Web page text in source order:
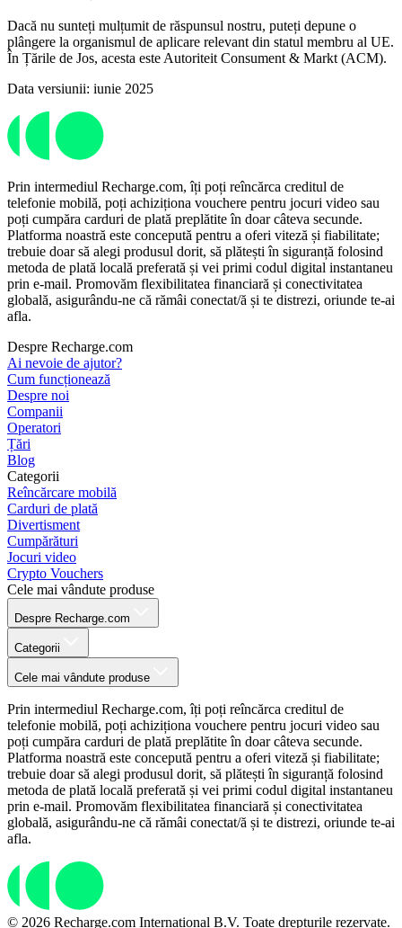
Dacă nu sunteți mulțumit de răspunsul nostru, puteți depune o
plângere la organismul de aplicare relevant din statul membru al UE.
În Țările de Jos, acesta este Autoriteit Consument & Markt (ACM).
Data versiunii: iunie 2025
Prin intermediul Recharge.com, îți poți reîncărca creditul de
telefonie mobilă, poți achiziționa vouchere pentru jocuri video sau
poți cumpăra carduri de plată preplătite în doar câteva secunde.
Platforma noastră este concepută pentru a oferi viteză și fiabilitate;
trebuie doar să alegi produsul dorit, să plătești în siguranță folosind
metoda de plată locală preferată și vei primi codul digital instantaneu
prin e-mail. Promovăm flexibilitatea financiară și conectivitatea
globală, asigurându-ne că rămâi conectat/ă și te distrezi, oriunde te-ai
afla.
Despre Recharge.com
Ai nevoie de ajutor?
Cum funcționează
Despre noi
Companii
Operatori
Țări
Blog
Categorii
Reîncărcare mobilă
Carduri de plată
Divertisment
Cumpărături
Jocuri video
Crypto Vouchers
Cele mai vândute produse
Despre Recharge.com
Categorii
Cele mai vândute produse
Prin intermediul Recharge.com, îți poți reîncărca creditul de
telefonie mobilă, poți achiziționa vouchere pentru jocuri video sau
poți cumpăra carduri de plată preplătite în doar câteva secunde.
Platforma noastră este concepută pentru a oferi viteză și fiabilitate;
trebuie doar să alegi produsul dorit, să plătești în siguranță folosind
metoda de plată locală preferată și vei primi codul digital instantaneu
prin e-mail. Promovăm flexibilitatea financiară și conectivitatea
globală, asigurându-ne că rămâi conectat/ă și te distrezi, oriunde te-ai
afla.
© 2026 Recharge.com International B.V. Toate drepturile rezervate.